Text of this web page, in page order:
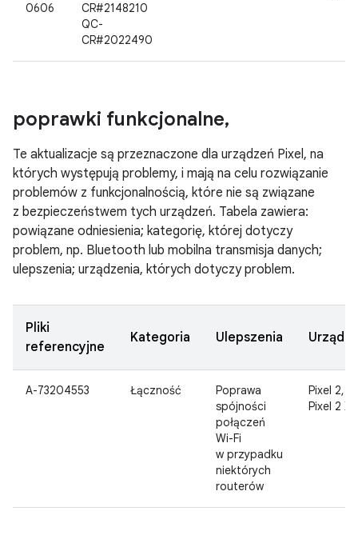
0606
CR#2148210
QC-
CR#2022490
poprawki funkcjonalne,
Te aktualizacje są przeznaczone dla urządzeń Pixel, na
których występują problemy, i mają na celu rozwiązanie
problemów z funkcjonalnością, które nie są związane
z bezpieczeństwem tych urządzeń. Tabela zawiera:
powiązane odniesienia; kategorię, której dotyczy
problem, np. Bluetooth lub mobilna transmisja danych;
ulepszenia; urządzenia, których dotyczy problem.
Pliki
referencyjne
Kategoria Ulepszenia
A-73204553 Łączność
Poprawa
spójności
połączeń
Wi-Fi
w przypadku
niektórych
routerów
Pixel 2,
Pixel 2 XL